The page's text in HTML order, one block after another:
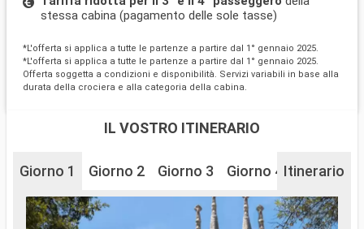
stessa cabina (pagamento delle sole tasse)
*L'offerta si applica a tutte le partenze a partire dal 1° gennaio 2025.
*L'offerta si applica a tutte le partenze a partire dal 1° gennaio 2025.
Offerta soggetta a condizioni e disponibilità. Servizi variabili in base alla
durata della crociera e alla categoria della cabina.
IL VOSTRO ITINERARIO
Giorno 1 Giorno 2 Giorno 3 Giorno 4 Giorno 5
Itinerario